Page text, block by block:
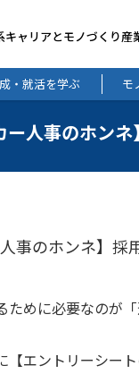
キャリアとモノづくり産
・就活を学ぶ モ
人事のホン
事のホンネ】採
めに必要なのが「
【エントリーシー